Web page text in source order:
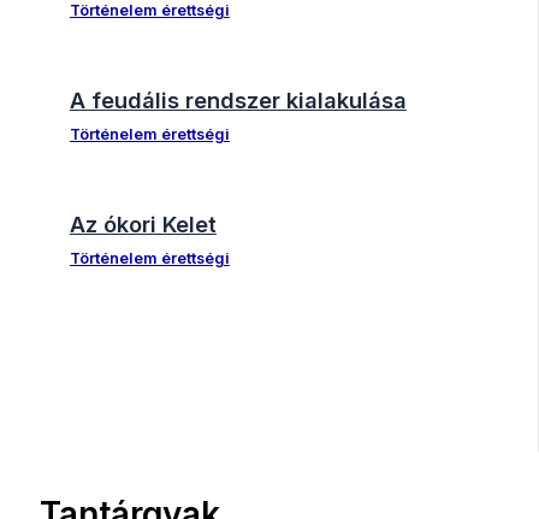
Történelem érettségi
A feudális rendszer kialakulása
Történelem érettségi
Az ókori Kelet
Történelem érettségi